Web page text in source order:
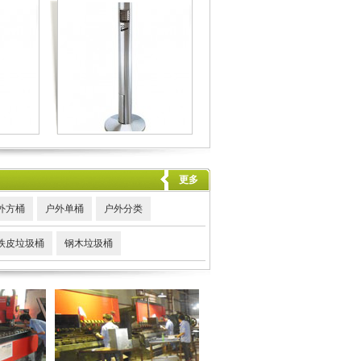
更多
方桶 户外单桶 户外分类
皮垃圾桶 钢木垃圾桶